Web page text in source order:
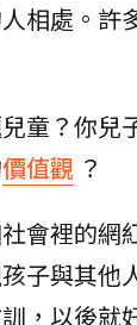
相處。許
童？你兒
價值觀 ？
會裡的網
子與其他
，以後就